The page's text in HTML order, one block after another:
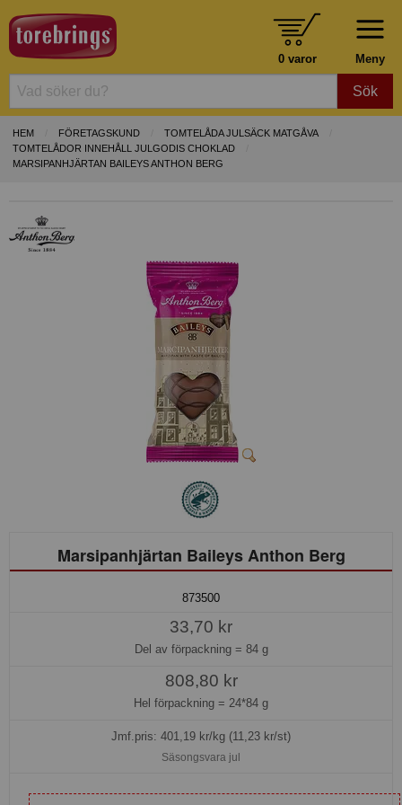
Meny
0 varor
Sök
HEM FÖRETAGSKUND
TOMTELÅDA JULSÄCK MATGÅVA
TOMTELÅDOR INNEHÅLL JULGODIS CHOKLAD
MARSIPANHJÄRTAN BAILEYS ANTHON BERG
Marsipanhjärtan Baileys Anthon Berg
873500
33,70 kr
Del av förpackning = 84 g
808,80 kr
Hel förpackning = 24*84 g
Jmf.pris: 401,19 kr/kg (11,23 kr/st)
Säsongsvara jul